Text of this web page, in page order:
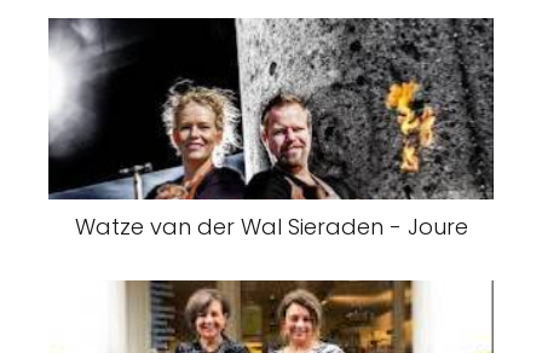
Watze van der Wal Sieraden - Joure